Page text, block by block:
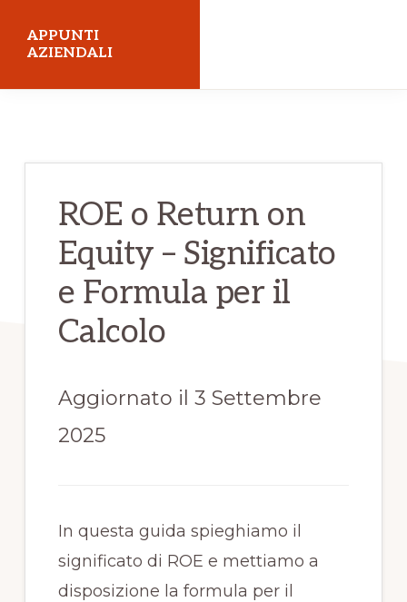
APPUNTI
AZIENDALI
ROE o Return on
Equity – Significato
e Formula per il
Calcolo
Aggiornato il 3 Settembre
2025
In questa guida spieghiamo il
significato di ROE e mettiamo a
disposizione la formula per il